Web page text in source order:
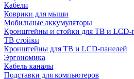
Кабели
Коврики для мыши
Мобильные аккумуляторы
Кронштейны и стойки для ТВ и LCD-
ТВ стойки
Кронштейны для ТВ и LCD-панелей
Эргономика
Кабель каналы
Подставки для компьютеров